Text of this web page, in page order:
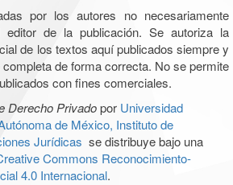
por los autores no necesariamente
editor de la publicación. Se autoriza la
de los textos aquí publicados siempre y
de forma correcta. No se permite
con fines comerciales.
Derecho Privadopor Universidad
de México, Instituto de
Jurídicas se distribuye bajo una
Commons Reconocimiento-
4.0 Internacional.